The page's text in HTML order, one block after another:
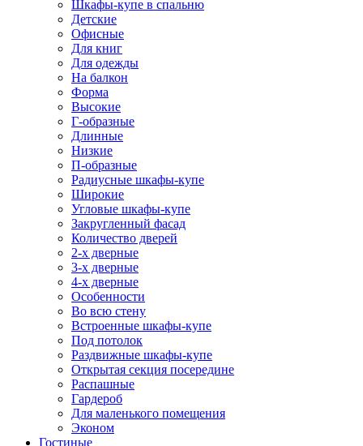
Шкафы-купе в спальню
Детские
Офисные
Для книг
Для одежды
На балкон
Форма
Высокие
Г-образные
Длинные
Низкие
П-образные
Радиусные шкафы-купе
Широкие
Угловые шкафы-купе
Закругленный фасад
Количество дверей
2-х дверные
3-х дверные
4-х дверные
Особенности
Во всю стену
Встроенные шкафы-купе
Под потолок
Раздвижные шкафы-купе
Открытая секция посередине
Распашные
Гардероб
Для маленького помещения
Эконом
Гостиные